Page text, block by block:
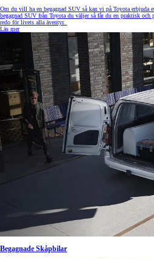
Om du vill ha en begagnad SUV så kan vi på Toyota erbjuda
begagnad SUV från Toyota du väljer så får du en praktisk
redo för livets alla äventyr.
Läs mer
Begagnade Skåpbilar